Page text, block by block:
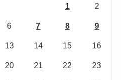
1 2
6 7 8 9
13 14 15 16
20 21 22 23